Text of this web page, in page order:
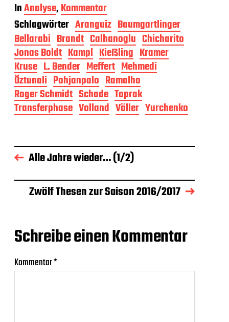
InAnalyse,Kommentar
Schlagwörter Aranguiz Baumgartlinger
Bellarabi Brandt Calhanoglu Chicharito
Jonas Boldt Kampl Kießling Kramer
Kruse L. Bender Meffert Mehmedi
Öztunali Pohjanpalo Ramalho
Roger Schmidt Schade Toprak
Transferphase Volland Völler Yurchenko
Alle Jahre wieder… (1/2)
Zwölf Thesen zur Saison 2016/2017
Schreibe einen Kommentar
Kommentar*